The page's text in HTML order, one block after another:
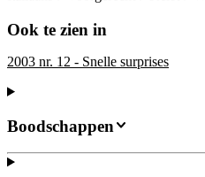
Ook te zien in
2003 nr. 12 - Snelle surprises
Boodschappen